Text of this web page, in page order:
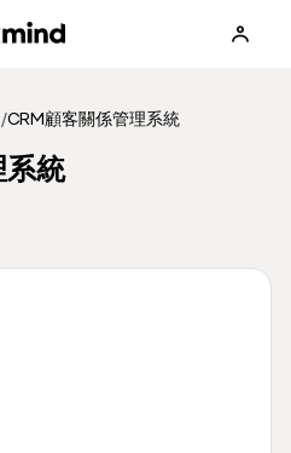
/CRM顧客關係管理系統
系統